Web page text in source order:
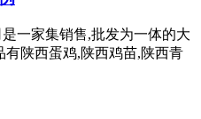
一家集销售,批发为一体的大
陕西蛋鸡,陕西鸡苗,陕西青